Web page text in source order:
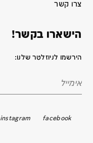
צרו קשר
הישארו בקשר!
הירשמו לניוזלטר שלנו:
facebook
instagram